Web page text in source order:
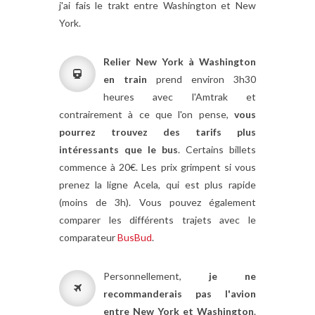
j'ai fais le trakt entre Washington et New
York.
Relier New York à Washington
en train prend environ 3h30
heures avec l'Amtrak et
contrairement à ce que l'on pense, vous
pourrez trouvez des tarifs plus
intéressants que le bus. Certains billets
commence à 20€. Les prix grimpent si vous
prenez la ligne Acela, qui est plus rapide
(moins de 3h). Vous pouvez également
comparer les différents trajets avec le
comparateurBusBud.
Personnellement, je ne
recommanderais pas l'avion
entre New York et Washington.